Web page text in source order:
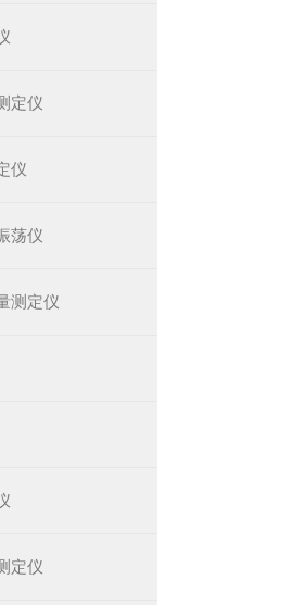
定仪
仪
荡仪
测定仪
定仪